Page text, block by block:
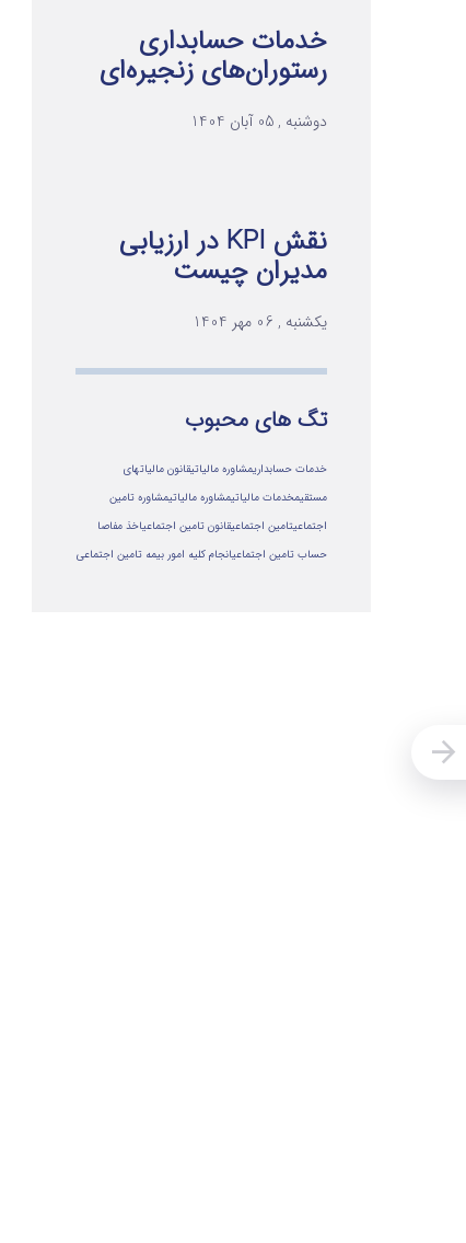
خدمات حسابداری
رستوران‌های زنجیره‌ای
دوشنبه , 05 آبان 1404
نقش KPI در ارزیابی
مدیران چیست
یکشنبه , 06 مهر 1404
تگ های محبوب
خدمات حسابداریمشاوره مالیاتیقانون مالیاتهای
مستقیمخدمات مالیاتیمشاوره مالياتيمشاوره تامین
اجتماعیتامین اجتماعیقانون تامین اجتماعیاخذ مفاصا
حساب تامین اجتماعیانجام کلیه امور بیمه تامین اجتماعی